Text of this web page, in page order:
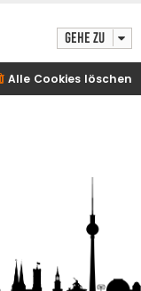
Gehe zu
Alle Cookies löschen